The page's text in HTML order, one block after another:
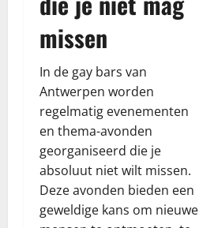
missen
In de gay bars van
Antwerpen worden
regelmatig evenementen
en thema-avonden
georganiseerd die je
absoluut niet wilt missen.
Deze avonden bieden een
geweldige kans om nieuwe